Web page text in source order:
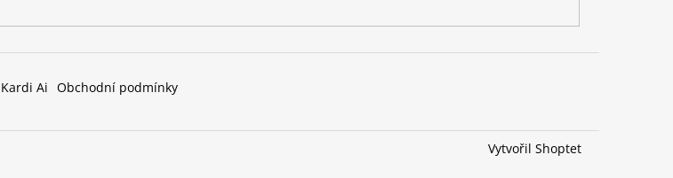
Ai Obchodní podmínky
Vytvořil Shoptet